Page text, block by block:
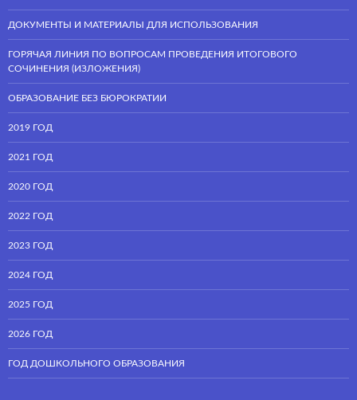
ДОКУМЕНТЫ И МАТЕРИАЛЫ ДЛЯ ИСПОЛЬЗОВАНИЯ
ГОРЯЧАЯ ЛИНИЯ ПО ВОПРОСАМ ПРОВЕДЕНИЯ ИТОГОВОГО
СОЧИНЕНИЯ (ИЗЛОЖЕНИЯ)
ОБРАЗОВАНИЕ БЕЗ БЮРОКРАТИИ
2019 ГОД
2021 ГОД
2020 ГОД
2022 ГОД
2023 ГОД
2024 ГОД
2025 ГОД
2026 ГОД
ГОД ДОШКОЛЬНОГО ОБРАЗОВАНИЯ